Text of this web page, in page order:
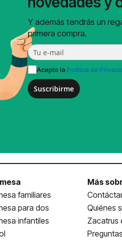
Y además tendrás un
primera compra.
Acepto la Política de
Suscribirme
familiares
para dos
infantiles
Más
Quiénes
Zacatrus